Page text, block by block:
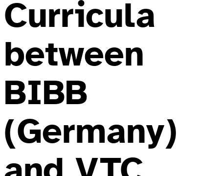
Curricula
between
BIBB
(Germany)